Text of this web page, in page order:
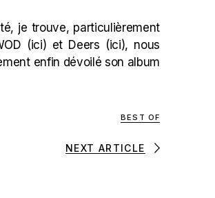
je trouve, particulièrement
(ici) et Deers (ici), nous
enfin dévoilé son album
BEST OF
NEXT ARTICLE